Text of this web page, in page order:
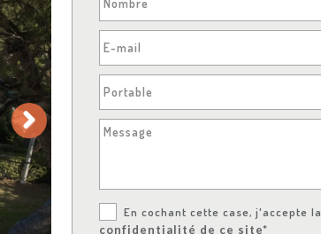
Next
Nombre
E-mail
Portable
Message
En cochant cette case, j'accepte la
confidentialité de ce site*